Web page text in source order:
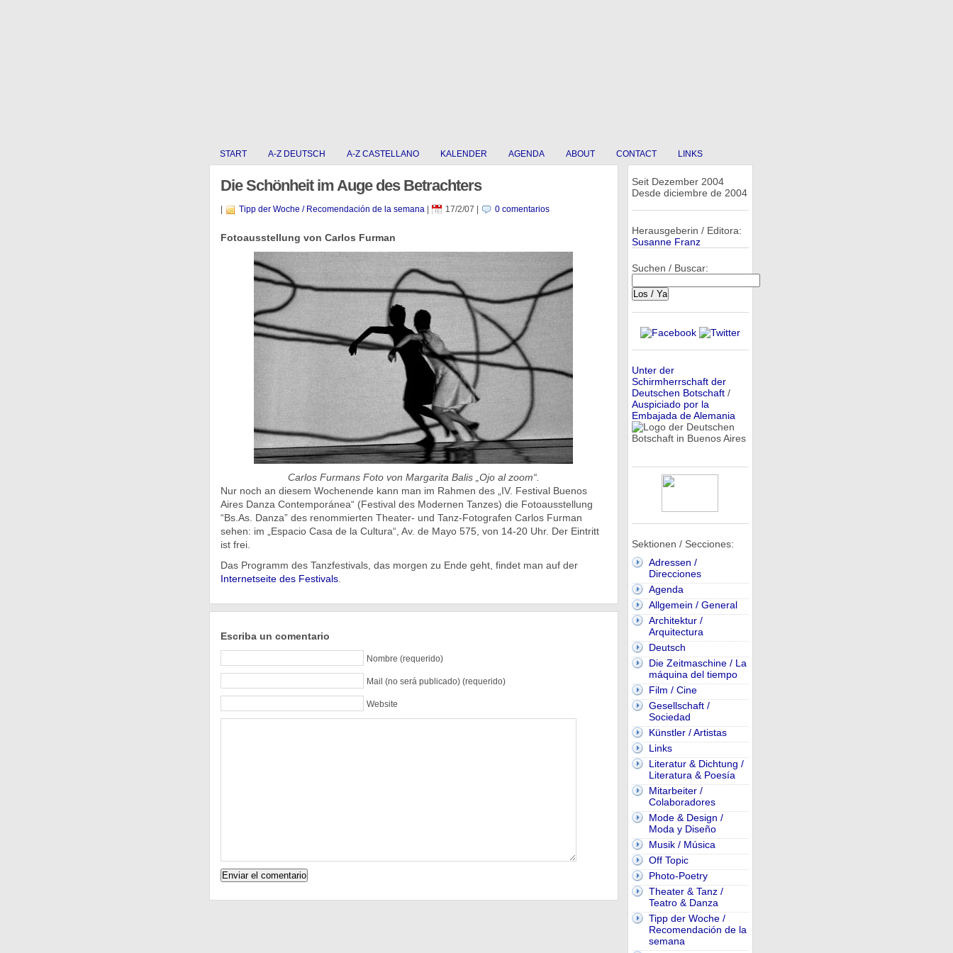
START A-Z DEUTSCH A-Z CASTELLANO KALENDER AGENDA ABOUT CONTACT LINKS
Die Schönheit im Auge des Betrachters
Tipp der Woche / Recomendación de la semana| 17/2/07 0 comentarios
Fotoausstellung von Carlos Furman
Carlos Furmans Foto von Margarita Balis „Ojo al zoom“.
Nur noch an diesem Wochenende kann man im Rahmen des „IV. Festival Buenos
Aires Danza Contemporánea“ (Festival des Modernen Tanzes) die Fotoausstellung
“Bs.As. Danza” des renommierten Theater- und Tanz-Fotografen Carlos Furman
sehen: im „Espacio Casa de la Cultura“, Av. de Mayo 575, von 14-20 Uhr. Der Eintritt
ist frei.
Das Programm des Tanzfestivals, das morgen zu Ende geht, findet man auf der
Internetseite des Festivals.
Escriba un comentario
Nombre (requerido)
Mail (no será publicado) (requerido)
Website
Seit Dezember 2004
Desde diciembre de 2004
Herausgeberin / Editora:
Susanne Franz
Suchen / Buscar:
Unter der
Schirmherrschaft der
Deutschen Botschaft/
Auspiciado por la
Embajada de Alemania
Sektionen / Secciones:
Adressen /
Direcciones
Agenda
Allgemein / General
Architektur /
Arquitectura
Deutsch
Die Zeitmaschine / La
máquina del tiempo
Film / Cine
Gesellschaft /
Sociedad
Künstler / Artistas
Links
Literatur & Dichtung /
Literatura & Poesía
Mitarbeiter /
Colaboradores
Mode & Design /
Moda y Diseño
Musik / Música
Off Topic
Photo-Poetry
Theater & Tanz /
Teatro & Danza
Tipp der Woche /
Recomendación de la
semana